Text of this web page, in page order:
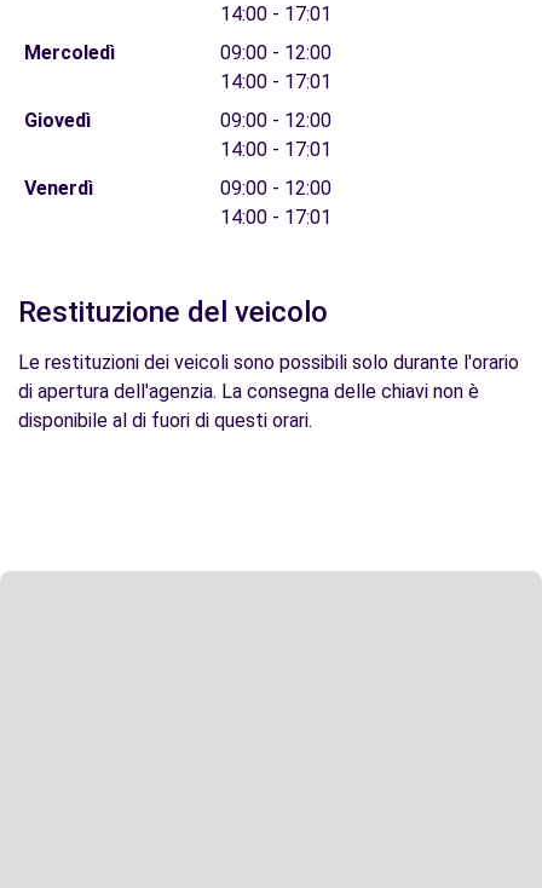
14:00 - 17:01
Mercoledì
09:00 - 12:00
14:00 - 17:01
Giovedì
09:00 - 12:00
14:00 - 17:01
Venerdì
09:00 - 12:00
14:00 - 17:01
Restituzione del veicolo
Le restituzioni dei veicoli sono possibili solo durante l'orario
di apertura dell'agenzia. La consegna delle chiavi non è
disponibile al di fuori di questi orari.